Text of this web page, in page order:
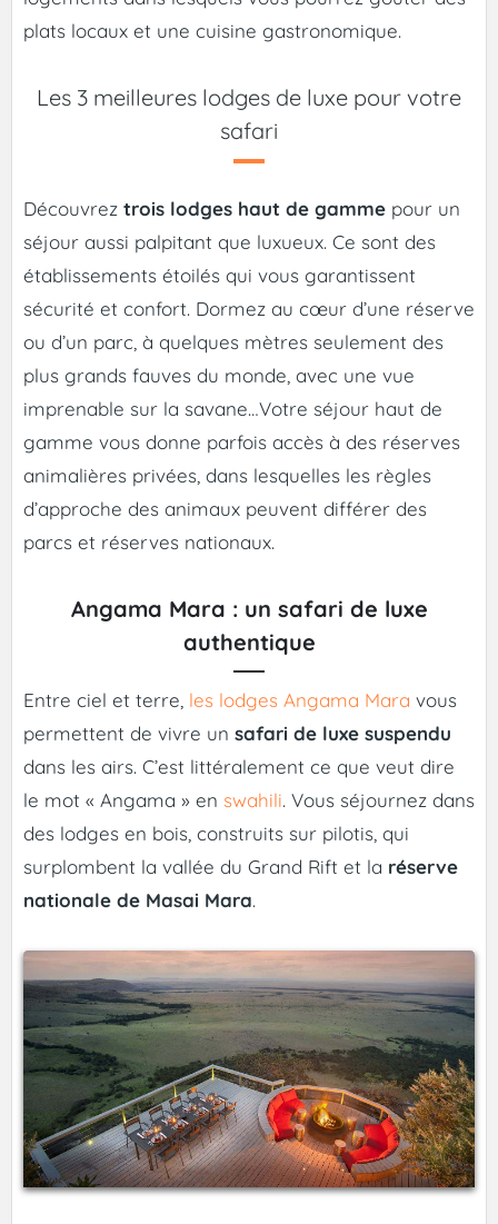
plats locaux et une cuisine gastronomique.
Les 3 meilleures lodges de luxe pour votre
safari
Découvrez trois lodges haut de gamme pour un
séjour aussi palpitant que luxueux. Ce sont des
établissements étoilés qui vous garantissent
sécurité et confort. Dormez au cœur d’une réserve
ou d’un parc, à quelques mètres seulement des
plus grands fauves du monde, avec une vue
imprenable sur la savane…Votre séjour haut de
gamme vous donne parfois accès à des réserves
animalières privées, dans lesquelles les règles
d’approche des animaux peuvent différer des
parcs et réserves nationaux.
Angama Mara : un safari de luxe
authentique
Entre ciel et terre, les lodges Angama Mara vous
permettent de vivre un safari de luxe suspendu
dans les airs. C’est littéralement ce que veut dire
le mot « Angama » en swahili. Vous séjournez dans
des lodges en bois, construits sur pilotis, qui
surplombent la vallée du Grand Rift et la réserve
nationale de Masai Mara.